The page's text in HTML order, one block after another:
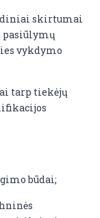
skirtumai
pasiūlymų
vykdymo
tarp tiekėjų
būdai;